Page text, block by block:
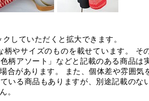
していただくと拡大できます。
柄やサイズのものを載せています。 そ
柄アソート」などと記載のある商品は
合があります。 また、個体差や雰囲気
いる商品もありますが、別途記載のな
。